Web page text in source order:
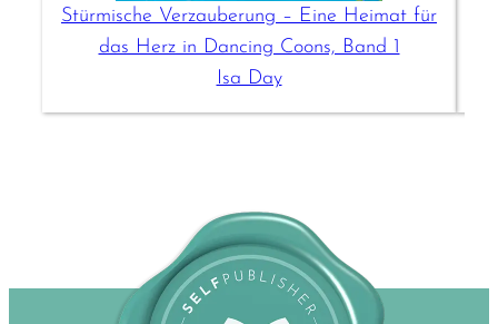
Stürmische Verzauberung – Eine Heimat für
das Herz in Dancing Coons, Band 1
Isa Day